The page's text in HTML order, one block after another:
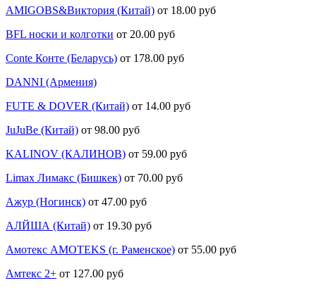
AMIGOBS&Виктория (Китай) от 18.00 руб
BFL носки и колготки от 20.00 руб
Conte Конте (Беларусь) от 178.00 руб
DANNI (Армения)
FUTE & DOVER (Китай) от 14.00 руб
JuJuBe (Китай) от 98.00 руб
KALINOV (КАЛИНОВ) от 59.00 руб
Limax Лимакс (Бишкек) от 70.00 руб
Ажур (Ногинск) от 47.00 руб
АЛЙША (Китай) от 19.30 руб
Амотекс AMOTEKS (г. Раменское) от 55.00 руб
Амтекс 2+ от 127.00 руб